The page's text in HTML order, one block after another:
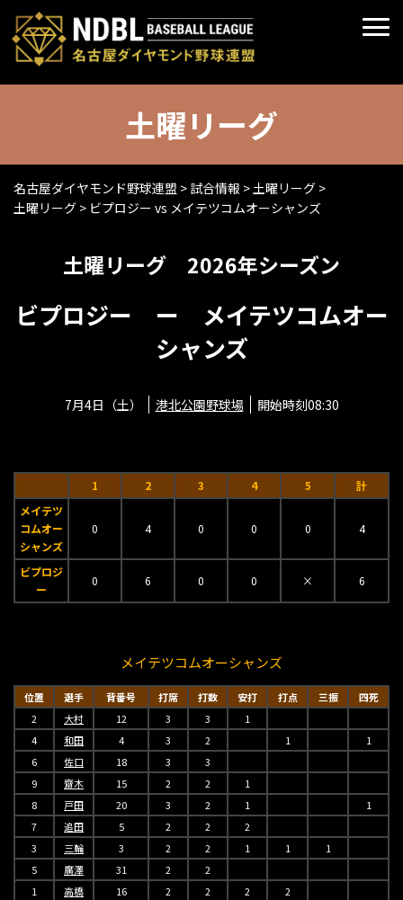
土曜リーグ
名古屋ダイヤモンド野球連盟 > 試合情報 >土曜リーグ >
土曜リーグ > ビプロジー vs メイテツコムオーシャンズ
土曜リーグ 2026年シーズン
ビプロジー ー メイテツコムオー
シャンズ
7月4日（土） 港北公園野球場 開始時刻08:30
1 2 3 4 5
計
メイテツ
コムオー
シャンズ
0 4 0 0 0 4
ビプロジ
ー
0 6 0 0 × 6
メイテツコムオーシャンズ
位置 選手 背番号 打席 打数 安打 打点 三振
四死
2
大村 12 3 3
1
4
和田 4 3 2 1
1
6
佐口 18 3
3
9
齋木 15 2 2
1
8
戸田 20 3 2 1
1
7
追田 5 2 2
2
3
三輪 3 2 2 1 1
1
5
廣澤 31 2
2
1
高橋 16 2 2 2 2